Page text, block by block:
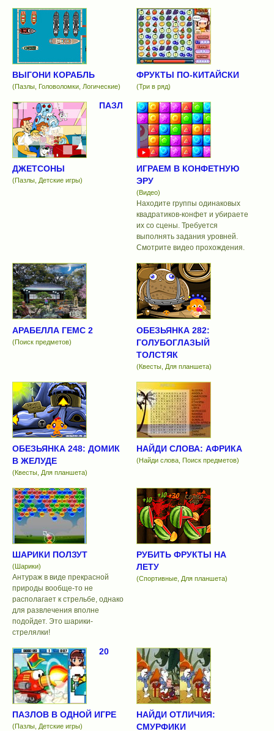
ВЫГОНИ КОРАБЛЬ
(Пазлы, Головоломки, Логические)
ФРУКТЫ ПО-КИТАЙСКИ
(Три в ряд)
ПАЗЛ
ДЖЕТСОНЫ
(Пазлы, Детские игры)
ИГРАЕМ В КОНФЕТНУЮ
ЭРУ
(Видео)
Находите группы одинаковых
квадратиков-конфет и убираете
их со сцены. Требуется
выполнять задания уровней.
Смотрите видео прохождения.
АРАБЕЛЛА ГЕМС 2
(Поиск предметов)
ОБЕЗЬЯНКА 282:
ГОЛУБОГЛАЗЫЙ
ТОЛСТЯК
(Квесты, Для планшета)
ОБЕЗЬЯНКА 248: ДОМИК
В ЖЕЛУДЕ
(Квесты, Для планшета)
НАЙДИ СЛОВА: АФРИКА
(Найди слова, Поиск предметов)
ШАРИКИ ПОЛЗУТ
(Шарики)
Антураж в виде прекрасной
природы вообще-то не
располагает к стрельбе, однако
для развлечения вполне
подойдет. Это шарики-
стрелялки!
РУБИТЬ ФРУКТЫ НА
ЛЕТУ
(Спортивные, Для планшета)
20
ПАЗЛОВ В ОДНОЙ ИГРЕ
(Пазлы, Детские игры)
НАЙДИ ОТЛИЧИЯ:
СМУРФИКИ